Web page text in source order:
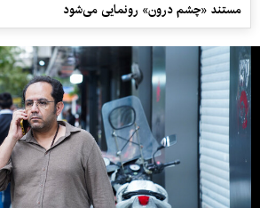
مستند «چشم درون» رونمایی می‌شود